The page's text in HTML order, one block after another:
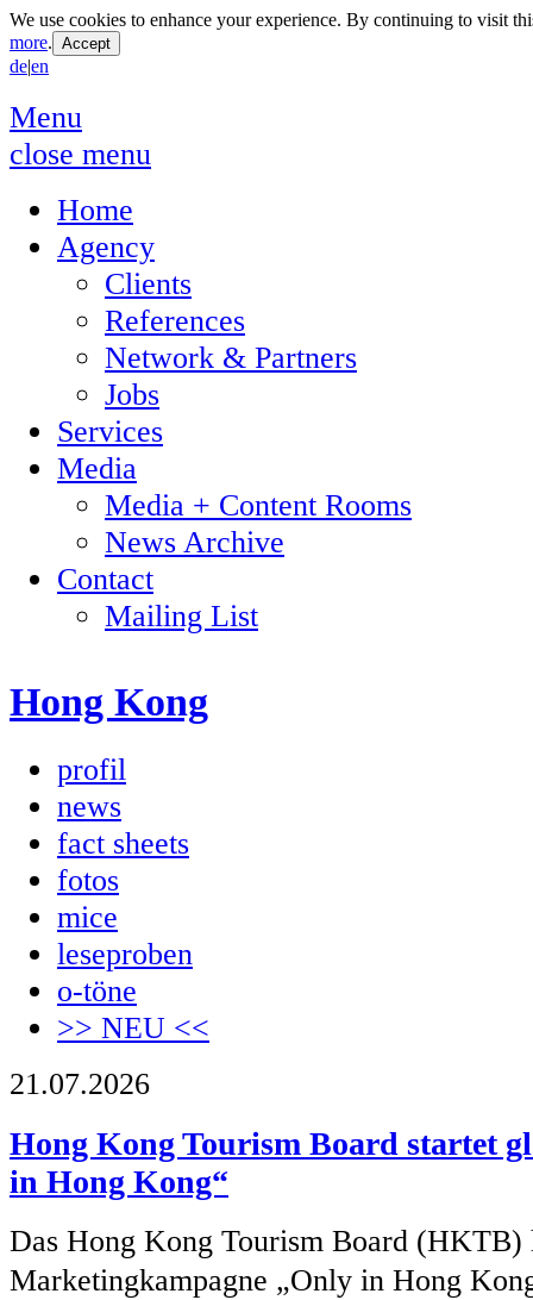
We use cookies to enhance your experience. By continuing to visit
more.
de|en
Menu
close menu
Home
Agency
Clients
References
Network & Partners
Jobs
Services
Media
Media + Content Rooms
News Archive
Contact
Mailing List
Hong Kong
profil
news
fact sheets
fotos
mice
leseproben
o-töne
>> NEU <<
21.07.2026
Hong Kong Tourism Board startet
in Hong Kong“
Das Hong Kong Tourism Board (HKTB)
Marketingkampagne „Only in Hong